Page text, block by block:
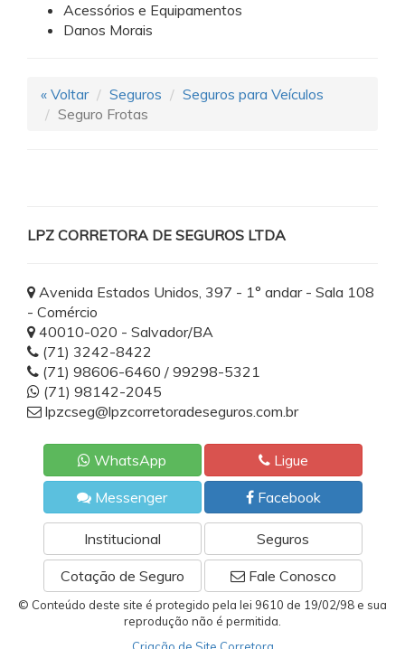
Acessórios e Equipamentos
Danos Morais
« Voltar Seguros
Seguros para Veículos
Seguro Frotas
LPZ CORRETORA DE SEGUROS LTDA
Avenida Estados Unidos, 397 - 1° andar - Sala 108
- Comércio
40010-020 - Salvador/BA
(71) 3242-8422
(71) 98606-6460 / 99298-5321
(71) 98142-2045
lpzcseg@lpzcorretoradeseguros.com.br
WhatsApp Ligue
Messenger Facebook
Institucional Seguros
Cotação de Seguro Fale Conosco
© Conteúdo deste site é protegido pela lei 9610 de 19/02/98 e sua
reprodução não é permitida.